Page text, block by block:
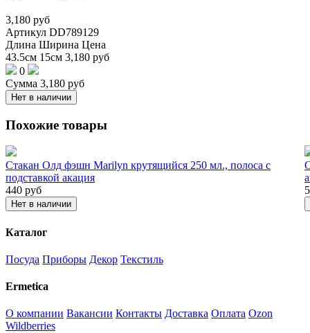
3,180 руб
Артикул DD789129
Длина Ширина Цена
43.5см 15см 3,180 руб
0
Сумма 3,180 руб
Нет в наличии
Похожие товары
Стакан Олд фэшн Marilyn крутящийся 250 мл., полоса с
подставкой акация
440 руб
Нет в наличии
Каталог
Посуда Приборы Декор Текстиль
Ermetica
О компании Вакансии Контакты Доставка Оплата Ozon
Wildberries